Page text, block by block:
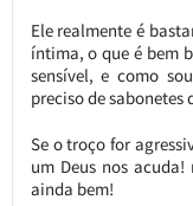
Ele realmente é
íntima, o que é bem
sensível, e como
preciso de sabonetes
Se o troço for
um Deus nos acuda!
ainda bem!